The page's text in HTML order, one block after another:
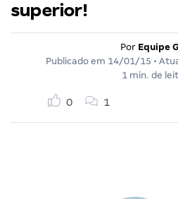
superior!
Por Equipe
Publicado em 14/01/15 •
1 min. de
0 1